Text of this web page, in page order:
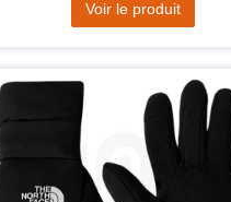
Voir le produit